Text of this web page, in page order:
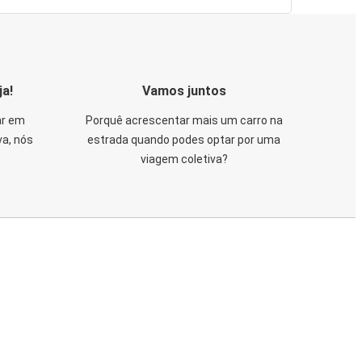
em
nós
Vamos juntos
Porquê acrescentar mais um carro na
estrada quando podes optar por uma
viagem coletiva?